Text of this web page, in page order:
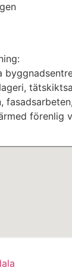
förenlig